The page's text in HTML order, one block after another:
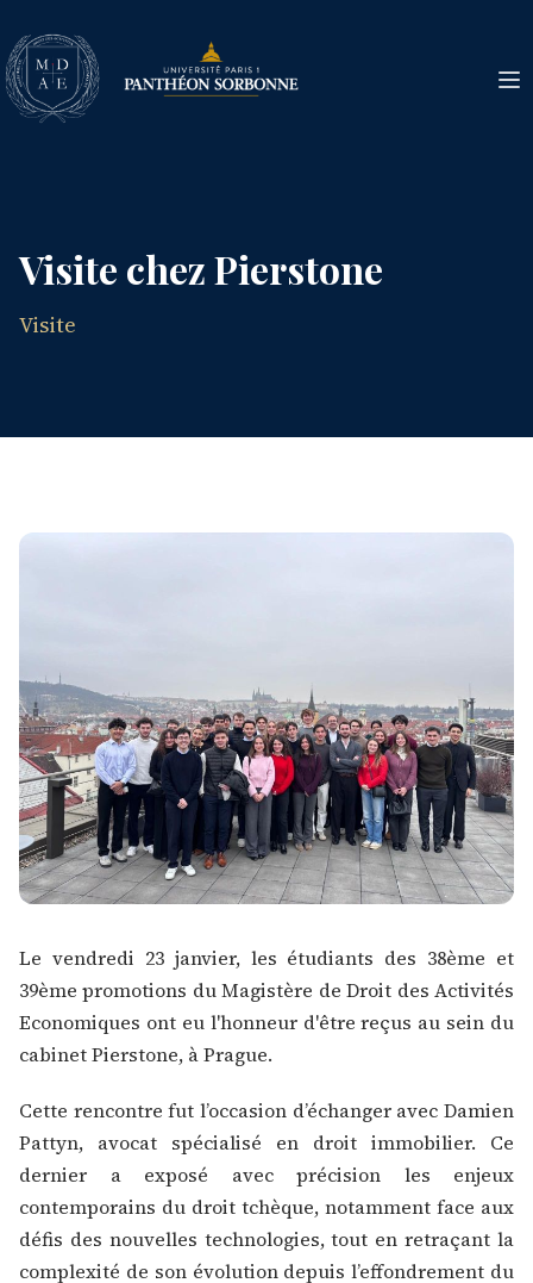
Visite chez Pierstone
Visite
Le vendredi 23 janvier, les étudiants des 38ème et
39ème promotions duMagistère de Droit des Activités
Economiques ont eu l'honneur d'être reçus au sein du
cabinet Pierstone, à Prague.
Cette rencontre fut l’occasion d’échanger avec Damien
Pattyn, avocat spécialisé en droit immobilier. Ce
dernier a exposé avec précision les enjeux
contemporains du droit tchèque, notamment face aux
défis des nouvelles technologies, tout en retraçant la
complexité de son évolution depuis l’effondrement du